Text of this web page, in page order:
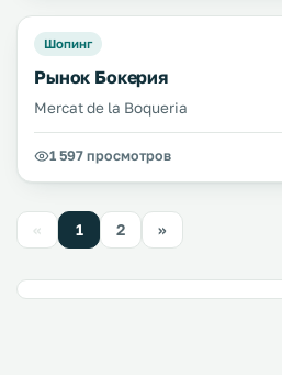
Шопинг
Рынок Бокерия
Mercat de la Boqueria
1 597 просмотров
« 1 2 »